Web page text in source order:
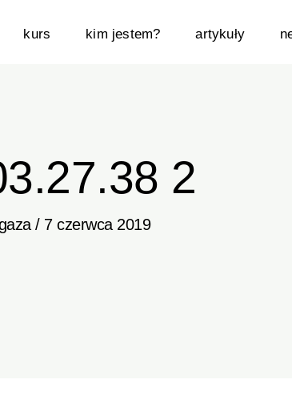
kurs kim jestem? artykuły
2
/ 7 czerwca 2019